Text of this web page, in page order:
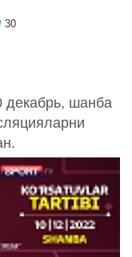
30
декабрь, шанба